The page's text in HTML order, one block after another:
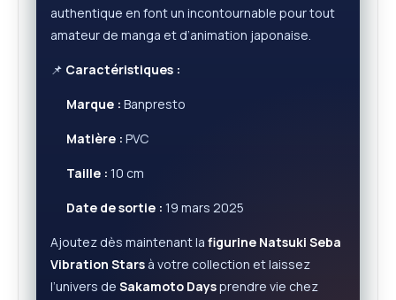
authentique en font un incontournable pour tout
amateur de manga et d’animation japonaise.
📌 Caractéristiques :
Marque : Banpresto
Matière : PVC
Taille : 10 cm
Date de sortie : 19 mars 2025
Ajoutez dès maintenant la figurine Natsuki Seba
Vibration Stars à votre collection et laissez
l’univers de Sakamoto Daysprendre vie chez